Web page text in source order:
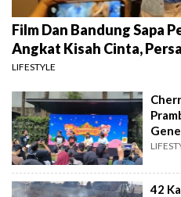
Film Dan Bandung Sapa
Angkat Kisah Cinta,
LIFESTYLE
42